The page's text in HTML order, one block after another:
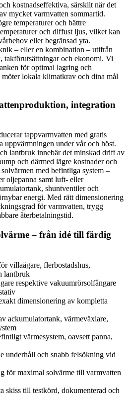
kostnadseffektiva, särskilt när det
mycket varmvatten sommartid.
temperaturer och bättre
och diffust ljus, vilket kan
eller begränsad yta.
– eller en kombination – utifrån
takförutsättningar och ekonomi. Vi
för optimal lagring och
möter lokala klimatkrav och dina mål
integration
tappvarmvatten med gratis
uppvärmningen under vår och höst.
lantbruk innebär det minskad drift av
och därmed lägre kostnader och
med befintliga system –
oljepanna samt luft- eller
shuntventiler och
energi. Med rätt dimensionering
för varmvatten, trygg
återbetalningstid.
– från idé till färdig
villaägare, flerbostadshus,
lantbruk
respektive vakuumrörsolfångare
dimensionering av kompletta
ackumulatortank, värmeväxlare,
värmesystem, oavsett panna,
underhåll och snabb felsökning vid
för maximal solvärme till varmvatten
skiss till testkörd, dokumenterad och